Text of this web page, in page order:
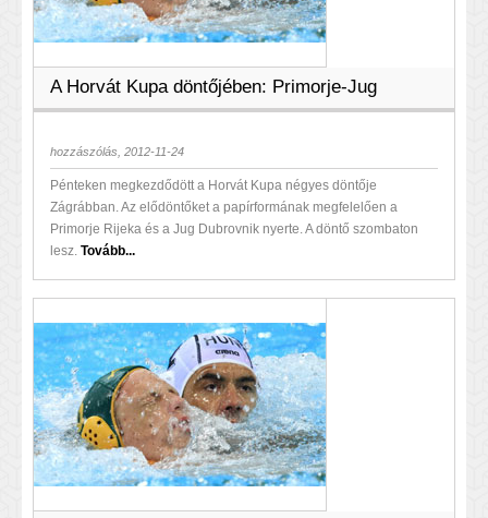
A Horvát Kupa döntőjében: Primorje-Jug
hozzászólás, 2012-11-24
Pénteken megkezdődött a Horvát Kupa négyes döntője
Zágrábban. Az elődöntőket a papírformának megfelelően a
Primorje Rijeka és a Jug Dubrovnik nyerte. A döntő szombaton
lesz. Tovább...